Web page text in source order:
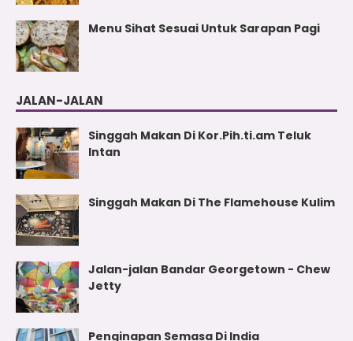
Menu Sihat Sesuai Untuk Sarapan Pagi
JALAN-JALAN
Singgah Makan Di Kor.Pih.ti.am Teluk
Intan
Singgah Makan Di The Flamehouse Kulim
Jalan-jalan Bandar Georgetown - Chew
Jetty
Penginapan Semasa Di India